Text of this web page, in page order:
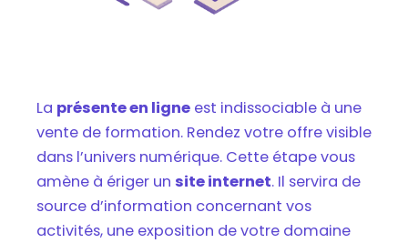
La présente en ligne est indissociable à une
vente de formation. Rendez votre offre visible
dans l’univers numérique. Cette étape vous
amène à ériger un site internet. Il servira de
source d’information concernant vos
activités, une exposition de votre domaine